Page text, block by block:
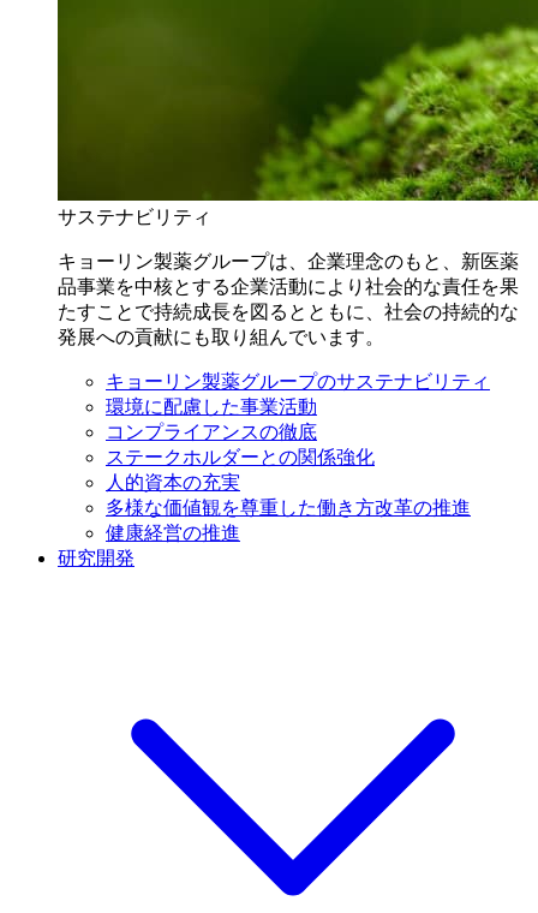
サステナビリティ
キョーリン製薬グループは、企業理念のもと、新医薬
品事業を中核とする企業活動により社会的な責任を果
たすことで持続成長を図るとともに、社会の持続的な
発展への貢献にも取り組んでいます。
キョーリン製薬グループのサステナビリティ
環境に配慮した事業活動
コンプライアンスの徹底
ステークホルダーとの関係強化
人的資本の充実
多様な価値観を尊重した働き方改革の推進
健康経営の推進
研究開発